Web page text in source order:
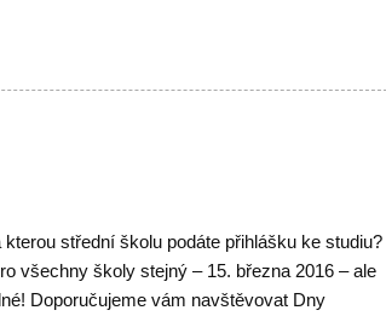
střední školu podáte přihlášku ke studiu?
všechny školy stejný – 15. března 2016 – ale
Doporučujeme vám navštěvovat Dny